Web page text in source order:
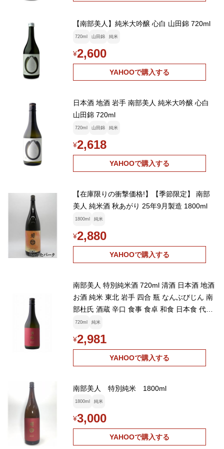
【南部美人】純米大吟醸 心白 山田錦 720ml
720ml 山田錦 純米
¥2,600
YAHOOで購入する
日本酒 地酒 岩手 南部美人 純米大吟醸 心白
山田錦 720ml
720ml 山田錦 純米
¥2,618
YAHOOで購入する
【在庫限りの衝撃価格!】【季節限定】 南部
美人 純米酒 秋あがり 25年9月製造 1800ml
1800ml 純米
¥2,880
YAHOOで購入する
南部美人 特別純米酒 720ml 清酒 日本酒 地酒
お酒 純米 東北 岩手 四合 瓶 なんぶびじん 南
部杜氏 酒蔵 辛口 食事 食卓 和食 日本食 代引
不可
720ml 純米
¥2,981
YAHOOで購入する
南部美人 特別純米 1800ml
1800ml 純米
¥3,000
YAHOOで購入する